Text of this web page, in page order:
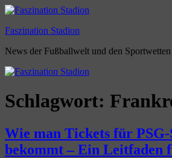
Zum
springen
Faszination Stadion
News der Fußballwelt und den Sportwetten
Schlagwort:
Wie man Tickets für PSG-
bekommt – Ein Leitfaden